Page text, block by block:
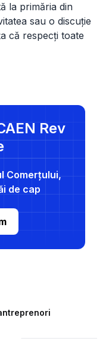
la primăria din
sau o discuție
că respecți toate
Rev
Comerțului,
de cap